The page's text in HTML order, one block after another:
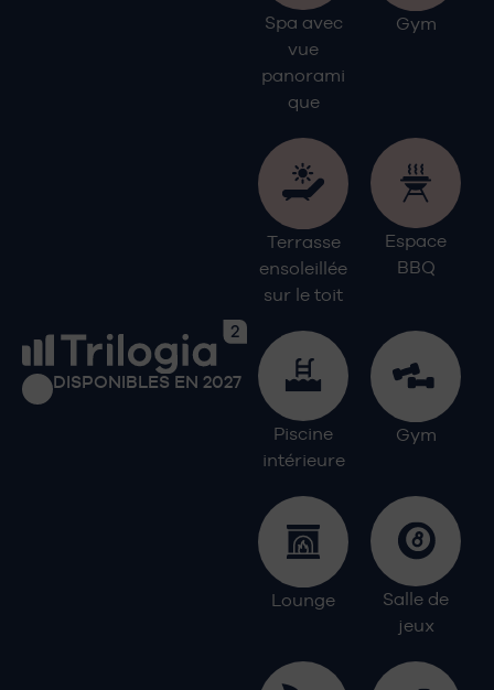
Spa avec
vue
panorami
que
Gym
Terrasse
ensoleillée
sur le toit
Espace
BBQ
DISPONIBLES EN 2027
Piscine
intérieure
Gym
Lounge
Salle de
jeux